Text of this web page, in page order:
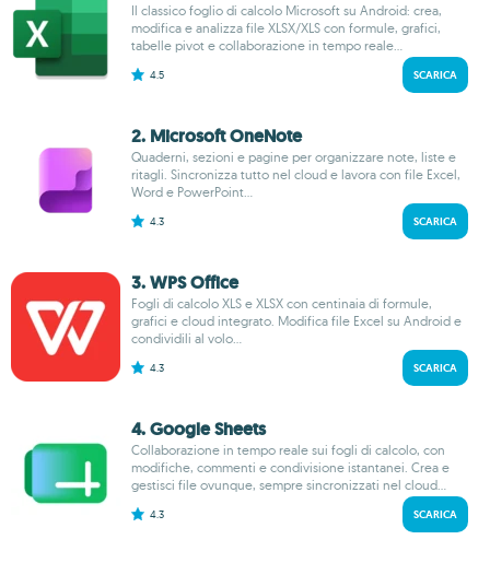
Il classico foglio di calcolo Microsoft su Android: crea,
modifica e analizza file XLSX/XLS con formule, grafici,
tabelle pivot e collaborazione in tempo reale...
4.5 SCARICA
2. Microsoft OneNote
Quaderni, sezioni e pagine per organizzare note, liste e
ritagli. Sincronizza tutto nel cloud e lavora con file Excel,
Word e PowerPoint...
4.3 SCARICA
3. WPS Office
Fogli di calcolo XLS e XLSX con centinaia di formule,
grafici e cloud integrato. Modifica file Excel su Android e
condividili al volo...
4.3 SCARICA
4. Google Sheets
Collaborazione in tempo reale sui fogli di calcolo, con
modifiche, commenti e condivisione istantanei. Crea e
gestisci file ovunque, sempre sincronizzati nel cloud...
4.3 SCARICA